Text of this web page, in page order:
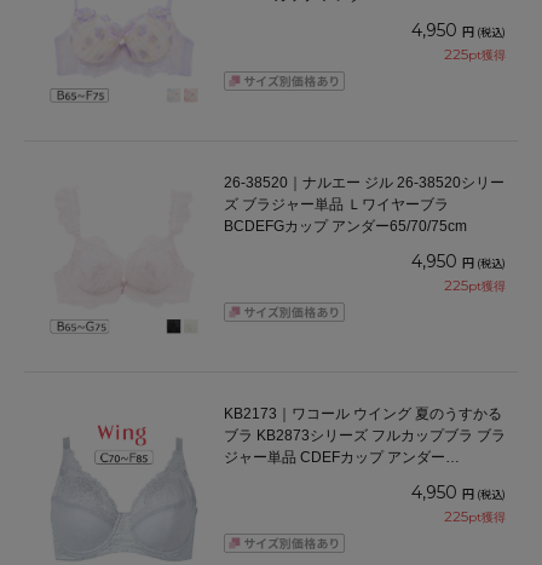
4,950 円 (税込)
225pt獲得
26-38520｜ナルエー ジル 26-38520シリー
ズ ブラジャー単品 Ｌワイヤーブラ
BCDEFGカップ アンダー65/70/75cm
4,950 円 (税込)
225pt獲得
KB2173｜ワコール ウイング 夏のうすかる
ブラ KB2873シリーズ フルカップブラ ブラ
ジャー単品 CDEFカップ アンダー
4,950 円 (税込)
225pt獲得